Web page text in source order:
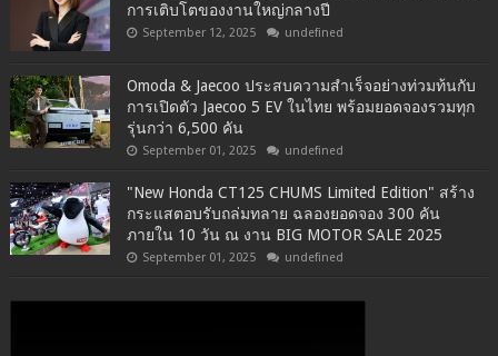
การเติบโตของงานใหญ่กลางปี
September 12, 2025 undefined
Omoda & Jaecoo ประสบความสำเร็จอย่างท่วมท้นกับ
การเปิดตัว Jaecoo 5 EV ในไทย พร้อมยอดจองรวมทุก
รุ่นกว่า 6,500 คัน
September 01, 2025 undefined
"New Honda CT125 CHUMS Limited Edition" สร้าง
กระแสตอบรับถล่มทลาย ฉลองยอดจอง 300 คัน
ภายใน 10 วัน ณ งาน BIG MOTOR SALE 2025
September 01, 2025 undefined